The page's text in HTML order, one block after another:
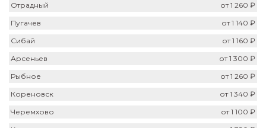
Отрадный
от 1 260 ₽
Пугачев
от 1 140 ₽
Сибай
от 1 160 ₽
Арсеньев
от 1 300 ₽
Рыбное
от 1 260 ₽
Кореновск
от 1 340 ₽
Черемхово
от 1 100 ₽